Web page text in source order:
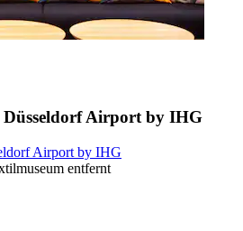
Airport by IHG
Airport by IHG
entfernt